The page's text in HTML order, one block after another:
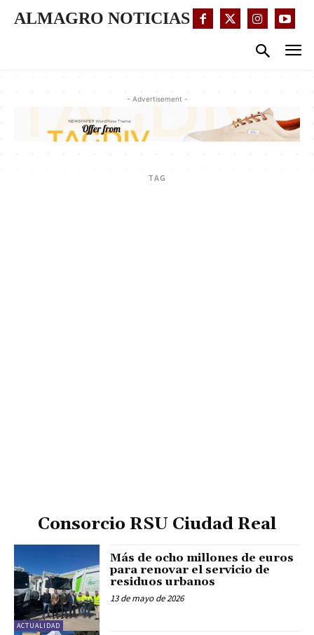
ALMAGRO NOTICIAS
- Advertisement -
TAG
Consorcio RSU Ciudad Real
ACTUALIDAD
Más de ocho millones de euros
para renovar el servicio de
residuos urbanos
13 de mayo de 2026